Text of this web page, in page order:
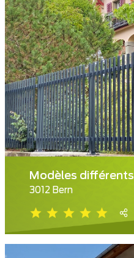
Modèles différents
3012 Bern